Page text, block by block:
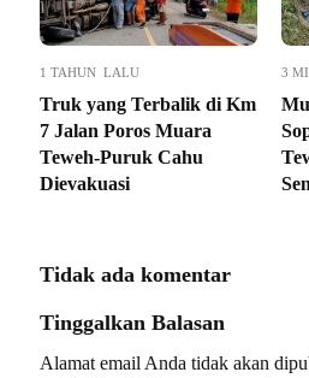
1 TAHUN LALU
Truk yang Terbalik di Km
7 Jalan Poros Muara
Teweh-Puruk Cahu
Dievakuasi
3
Tidak ada komentar
Tinggalkan Balasan
Alamat email Anda tidak akan